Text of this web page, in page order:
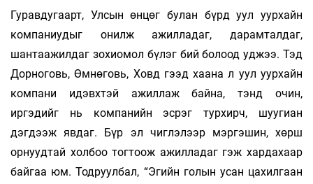
Гуравдугаарт, Улсын өнцөг булан бүрд уул уурхайн
компаниудыг онилж ажилладаг, дарамталдаг,
шантаажилдаг зохиомол бүлэг бий болоод уджээ. Тэд
Дорноговь, Өмнөговь, Ховд гээд хаана л уул уурхайн
компани идэвхтэй ажиллаж байна, тэнд очин,
иргэдийг нь компанийн эсрэг турхирч, шуугиан
дэгдээж явдаг. Бүр эл чиглэлээр мэргэшин, хөрш
орнуудтай холбоо тогтоож ажилладаг гэж хардахаар
байгаа юм. Тодруулбал, “Эгийн голын усан цахилгаан